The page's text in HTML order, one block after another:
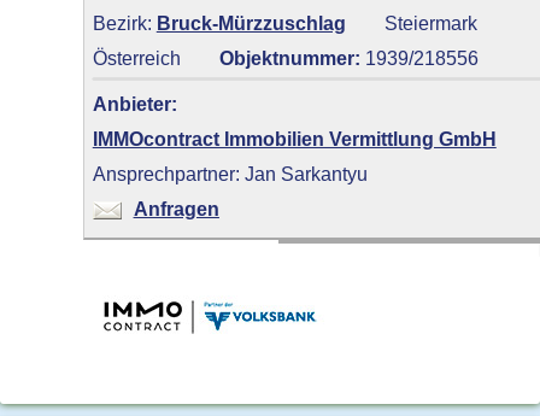
Bezirk: Bruck-Mürzzuschlag
Steiermark
Österreich
Objektnummer: 1939/218556
Anbieter:
IMMOcontract Immobilien Vermittlung GmbH
Ansprechpartner: Jan Sarkantyu
Anfragen